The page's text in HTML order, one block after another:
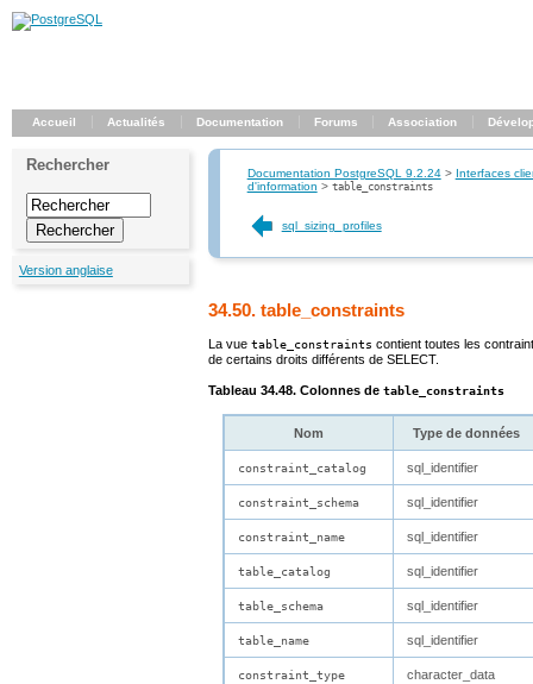
Accueil Actualités Documentation Forums Association
Rechercher
Version anglaise
Documentation PostgreSQL 9.2.24> Interfaces
d'information > table_constraints
sql_sizing_profiles
34.50. table_constraints
La vue table_constraints contient toutes les
de certains droits différents de SELECT.
Tableau 34.48. Colonnes de table_constraints
Nom Type de données
constraint_catalog sql_identifier
constraint_schema sql_identifier
constraint_name sql_identifier
table_catalog sql_identifier
table_schema sql_identifier
table_name sql_identifier
constraint_type character_data